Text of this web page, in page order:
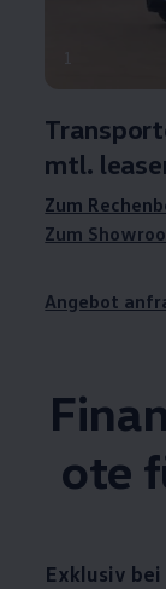
mtl.
Zum
Zum
Angebot
ote
Exklusiv